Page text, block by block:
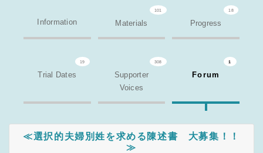
Information
101
Materials
18
Progress
19
Trial Dates
308
Supporter
Voices
1
Forum
≪選択的夫婦別姓を求める陳述書 大募集！！
≫